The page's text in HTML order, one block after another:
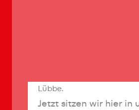
Lübbe.
Jetzt sitzen wir hier in